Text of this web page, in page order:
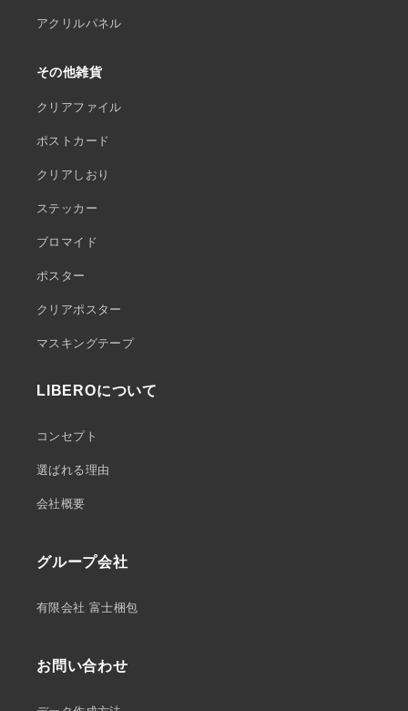
アクリルパネル
その他雑貨
クリアファイル
ポストカード
クリアしおり
ステッカー
ブロマイド
ポスター
クリアポスター
マスキングテープ
LIBEROについて
コンセプト
選ばれる理由
会社概要
グループ会社
有限会社 富士梱包
お問い合わせ